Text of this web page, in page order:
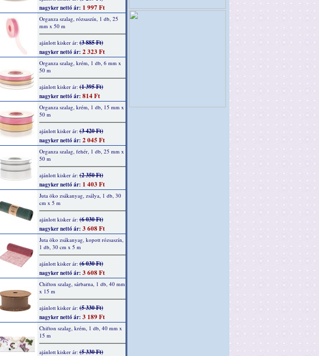
nagyker nettó ár: 1 997 Ft
Organza szalag, rózsaszín, 1 db, 25
mm x 50 m
ajánlott kisker ár:(3 885 Ft)
nagyker nettó ár: 2 323 Ft
Organza szalag, krém, 1 db, 6 mm x
50 m
ajánlott kisker ár:(1 395 Ft)
nagyker nettó ár: 814 Ft
Organza szalag, krém, 1 db, 15 mm x
50 m
ajánlott kisker ár:(3 420 Ft)
nagyker nettó ár: 2 045 Ft
Organza szalag, fehér, 1 db, 25 mm x
50 m
ajánlott kisker ár:(2 350 Ft)
nagyker nettó ár: 1 403 Ft
Juta öko zsákanyag, zsálya, 1 db, 30
cm x 5 m
ajánlott kisker ár:(6 030 Ft)
nagyker nettó ár: 3 608 Ft
Juta öko zsákanyag, kopott rózsaszín,
1 db, 30 cm x 5 m
ajánlott kisker ár:(6 030 Ft)
nagyker nettó ár: 3 608 Ft
Chifton szalag, sárbarna, 1 db, 40 mm
x 15 m
ajánlott kisker ár:(5 330 Ft)
nagyker nettó ár: 3 189 Ft
Chifton szalag, krém, 1 db, 40 mm x
15 m
ajánlott kisker ár:(5 330 Ft)